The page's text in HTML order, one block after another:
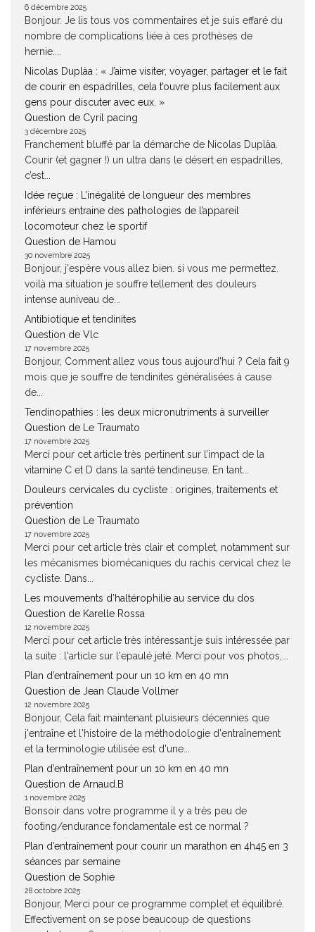
6 décembre 2025
Bonjour. Je lis tous vos commentaires et je suis effaré du
nombre de complications liée à ces prothèses de
hernie....
Nicolas Duplàa : « J’aime visiter, voyager, partager et le fait
de courir en espadrilles, cela t’ouvre plus facilement aux
gens pour discuter avec eux. »
Question de Cyril pacing
3 décembre 2025
Franchement bluffé par la démarche de Nicolas Duplàa.
Courir (et gagner !) un ultra dans le désert en espadrilles,
c’est...
Idée reçue : L’inégalité de longueur des membres
inférieurs entraine des pathologies de l’appareil
locomoteur chez le sportif
Question de Hamou
30 novembre 2025
Bonjour, j'espère vous allez bien. si vous me permettez.
voilà ma situation je souffre tellement des douleurs
intense auniveau de...
Antibiotique et tendinites
Question de Vlc
17 novembre 2025
Bonjour, Comment allez vous tous aujourd'hui ? Cela fait 9
mois que je souffre de tendinites généralisées à cause
de...
Tendinopathies : les deux micronutriments à surveiller
Question de Le Traumato
17 novembre 2025
Merci pour cet article très pertinent sur l’impact de la
vitamine C et D dans la santé tendineuse. En tant...
Douleurs cervicales du cycliste : origines, traitements et
prévention
Question de Le Traumato
17 novembre 2025
Merci pour cet article très clair et complet, notamment sur
les mécanismes biomécaniques du rachis cervical chez le
cycliste. Dans...
Les mouvements d’haltérophilie au service du dos
Question de Karelle Rossa
12 novembre 2025
Merci pour cet article très intéressant.je suis intéressée par
la suite : l'article sur l'epaulé jeté. Merci pour vos photos,...
Plan d’entraînement pour un 10 km en 40 mn
Question de Jean Claude Vollmer
12 novembre 2025
Bonjour, Cela fait maintenant pluisieurs décennies que
j'entraîne et l'histoire de la méthodologie d'entraînement
et la terminologie utilisée est d'une...
Plan d’entraînement pour un 10 km en 40 mn
Question de Arnaud.B
1 novembre 2025
Bonsoir dans votre programme il y a très peu de
footing/endurance fondamentale est ce normal ?
Plan d’entraînement pour courir un marathon en 4h45 en 3
séances par semaine
Question de Sophie
28 octobre 2025
Bonjour, Merci pour ce programme complet et équilibré.
Effectivement on se pose beaucoup de questions